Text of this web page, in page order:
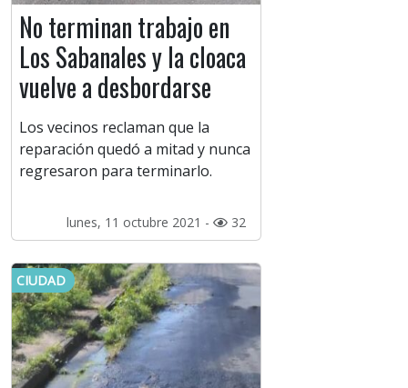
No terminan trabajo en
Los Sabanales y la cloaca
vuelve a desbordarse
Los vecinos reclaman que la
reparación quedó a mitad y nunca
regresaron para terminarlo.
lunes, 11 octubre 2021 - 32
CIUDAD